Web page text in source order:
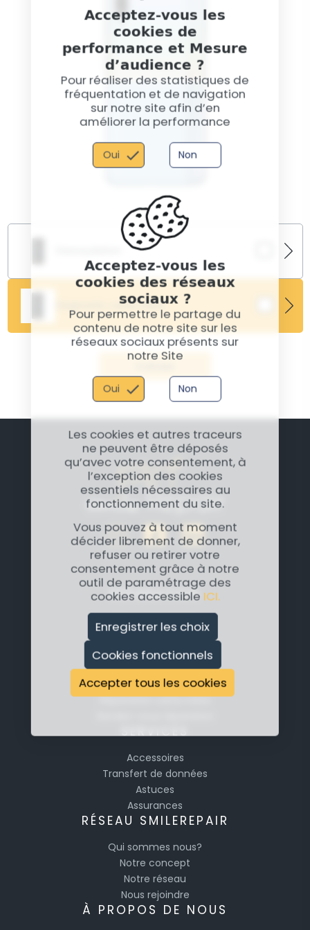
Acceptez-vous les
cookies de
performance et Mesure
d’audience ?
Pour réaliser des statistiques de
fréquentation et de navigation
sur notre site afin d’en
améliorer la performance
Oui Non
Acceptez-vous les
cookies des réseaux
sociaux ?
Pour permettre le partage du
contenu de notre site sur les
réseaux sociaux présents sur
notre Site
Oui Non
Les cookies et autres traceurs
ne peuvent être déposés
qu’avec votre consentement, à
l’exception des cookies
essentiels nécessaires au
fonctionnement du site.
Vous pouvez à tout moment
décider librement de donner,
refuser ou retirer votre
consentement grâce à notre
outil de paramétrage des
cookies accessible ICI.
Enregistrer les choix
Cookies fonctionnels
Accepter tous les cookies
Votre Samsung Galaxy A90 montre des signes
d’exposition à l’eau ou à l’humidité ? Notre service de
désoxydation nettoie les composants
endommagés et tente de réduire les effets de
l’oxydation. Cependant, cette intervention n’assure
pas toujours une récupération totale.
Diagnostic carte mère
RÉPARATION
Réparation Apple
Réparation Samsung
Réparation Huawei
Smartphones
Tablettes
Réparation carte mère
SERVICES
Accessoires
Transfert de données
Astuces
Assurances
RÉSEAU SMILEREPAIR
Qui sommes nous?
Notre concept
Notre réseau
Nous rejoindre
À PROPOS DE NOUS